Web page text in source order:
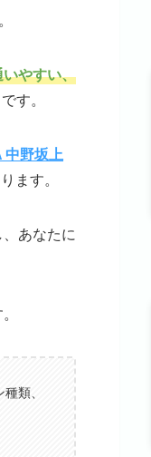
やすい、
す。
中野坂上
ます。
あなたに
類、